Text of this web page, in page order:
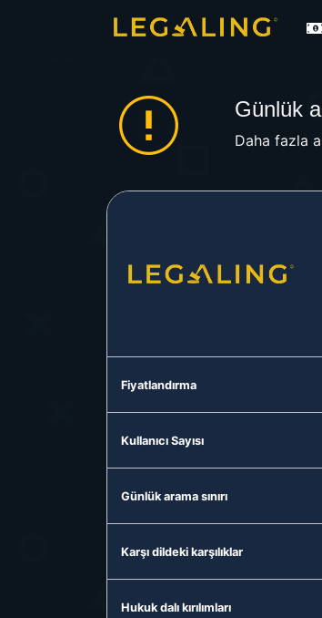
Günlük
Daha fazla
Fiyatlandırma
Kullanıcı Sayısı
Günlük arama sınırı
Karşı dildeki karşılıklar
Hukuk dalı kırılımları